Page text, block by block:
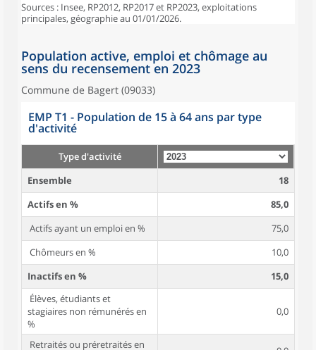
Sources : Insee, RP2012, RP2017 et RP2023, exploitations
principales, géographie au 01/01/2026.
Population active, emploi et chômage au
sens du recensement en 2023
Commune de Bagert (09033)
EMP T1 - Population de 15 à 64 ans par type
d'activité
Type d'activité
Ensemble
18
Actifs en %
85,0
Actifs ayant un emploi en %
75,0
Chômeurs en %
10,0
Inactifs en %
15,0
Élèves, étudiants et
stagiaires non rémunérés en
%
0,0
Retraités ou préretraités en